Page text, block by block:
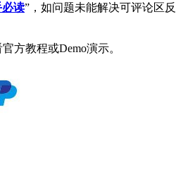
必读”，如问题未能解决可评论区反
方教程或Demo演示。